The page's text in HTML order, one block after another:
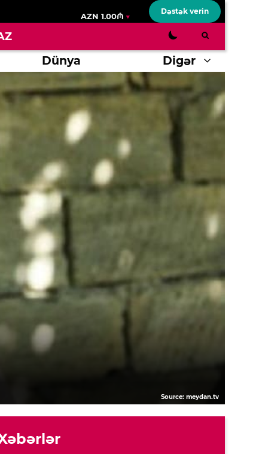
AZN 1.00₼
Dəstək verin
Dünya Digər
Source: meydan.tv